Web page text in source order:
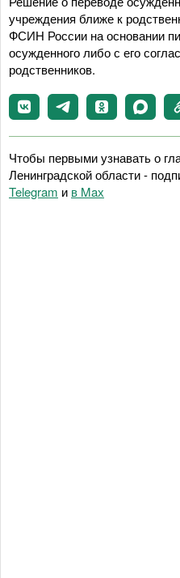
учреждения ближе к
ФСИН России на основании
осужденного либо с его
родственников.
Чтобы первыми узнавать о
Ленинградской области -
Telegram и в Maх